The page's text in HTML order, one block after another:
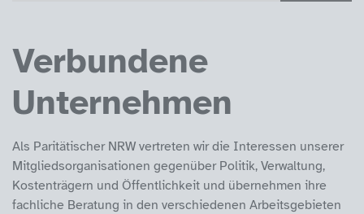
Verbundene
Unternehmen
Als Paritätischer NRW vertreten wir die Interessen unserer
Mitgliedsorganisationen gegenüber Politik, Verwaltung,
Kostenträgern und Öffentlichkeit und übernehmen ihre
fachliche Beratung in den verschiedenen Arbeitsgebieten